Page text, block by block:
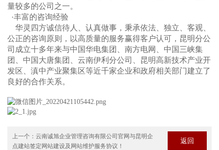
量较多的公司之一。
·丰富的咨询经验
华灵四方诚信待人、认真做事，秉承依法、独立、客观、
公正的咨询原则，以高质量的服务赢得客户认可，昆明分公
司成立十多年来与中国华电集团、南方电网、中国三峡集
团、中国大唐集团、云南伊利分公司、昆明高新技术产业开
发区、滇中产业聚集区等近千家企业和政府相关部门建立了
良好的合作关系。
上一个： 云南诚旭企业管理咨询有限公司官网与昆明企
点建站签定网站建设及网站维护服务协议！
返回